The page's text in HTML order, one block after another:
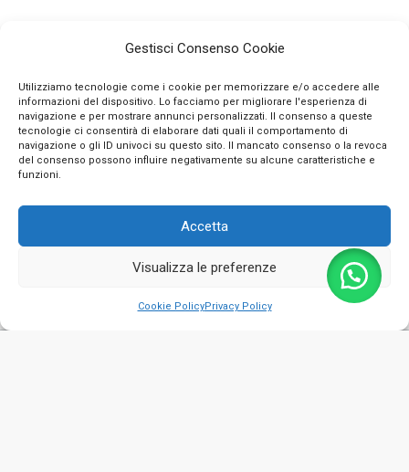
Gestisci Consenso Cookie
Utilizziamo tecnologie come i cookie per memorizzare e/o accedere alle
informazioni del dispositivo. Lo facciamo per migliorare l'esperienza di
navigazione e per mostrare annunci personalizzati. Il consenso a queste
tecnologie ci consentirà di elaborare dati quali il comportamento di
navigazione o gli ID univoci su questo sito. Il mancato consenso o la revoca
del consenso possono influire negativamente su alcune caratteristiche e
funzioni.
Accetta
Visualizza le preferenze
Cookie PolicyPrivacy Policy
INFO
SEGUICI SUI SOCIAL